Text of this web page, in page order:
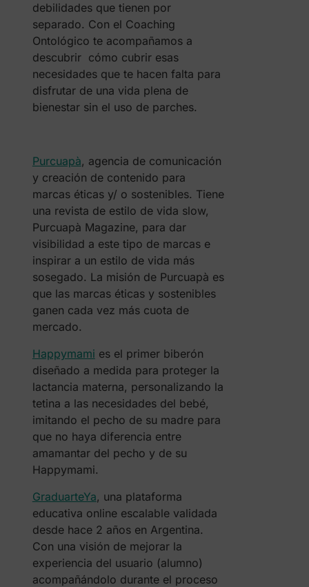
debilidades que tienen por
separado. Con el Coaching
Ontológico te acompañamos a
descubrir cómo cubrir esas
necesidades que te hacen falta para
disfrutar de una vida plena de
bienestar sin el uso de parches.
Purcuapà, agencia de comunicación
y creación de contenido para
marcas éticas y/ o sostenibles. Tiene
una revista de estilo de vida slow,
Purcuapà Magazine, para dar
visibilidad a este tipo de marcas e
inspirar a un estilo de vida más
sosegado. La misión de Purcuapà es
que las marcas éticas y sostenibles
ganen cada vez más cuota de
mercado.
Happymami es el primer biberón
diseñado a medida para proteger la
lactancia materna, personalizando la
tetina a las necesidades del bebé,
imitando el pecho de su madre para
que no haya diferencia entre
amamantar del pecho y de su
Happymami.
GraduarteYa, una plataforma
educativa online escalable validada
desde hace 2 años en Argentina.
Con una visión de mejorar la
experiencia del usuario (alumno)
acompañándolo durante el proceso